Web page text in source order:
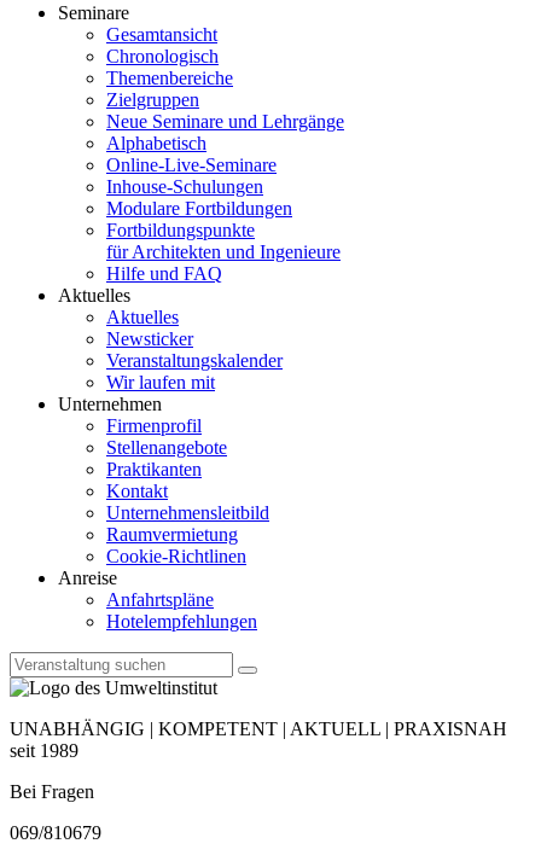
Seminare
Gesamtansicht
Chronologisch
Themenbereiche
Zielgruppen
Neue Seminare und Lehrgänge
Alphabetisch
Online-Live-Seminare
Inhouse-Schulungen
Modulare Fortbildungen
Fortbildungspunkte
für Architekten und Ingenieure
Hilfe und FAQ
Aktuelles
Aktuelles
Newsticker
Veranstaltungskalender
Wir laufen mit
Unternehmen
Firmenprofil
Stellenangebote
Praktikanten
Kontakt
Unternehmensleitbild
Raumvermietung
Cookie-Richtlinen
Anreise
Anfahrtspläne
Hotelempfehlungen
UNABHÄNGIG | KOMPETENT | AKTUELL | PRAXISNAH
seit 1989
Bei Fragen
069/810679